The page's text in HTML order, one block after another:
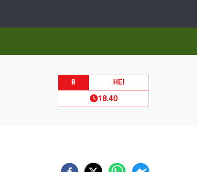
8 HEI
18.40